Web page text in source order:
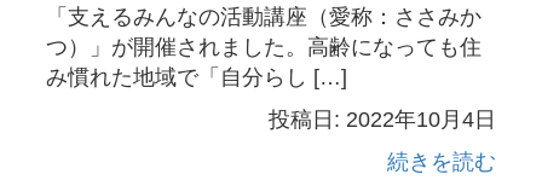
「支えるみんなの活動講座（愛称：ささみか
つ）」が開催されました。高齢になっても住
み慣れた地域で「自分らし […]
投稿日: 2022年10月4日
続きを読む